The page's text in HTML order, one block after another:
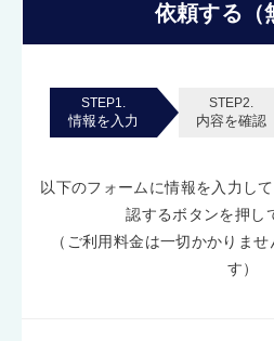
依頼する（
STEP1.
情報を入力
STEP2.
内容を確認
以下のフォームに情報を入力し
認するボタンを押し
（ご利用料金は一切かかりま
す）